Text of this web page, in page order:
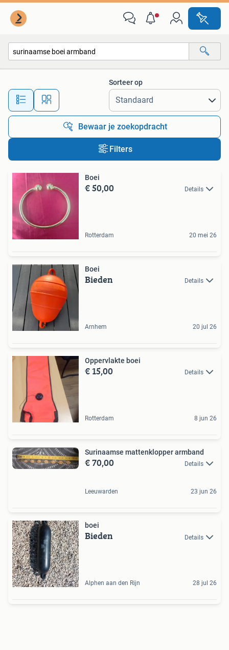
Alle afstanden…
Sorteer op
Bewaar je zoekopdracht
Filters
Boei
€ 50,00 Details
Rotterdam 20 mei 26
Boei
Bieden Details
Arnhem 20 jul 26
Oppervlakte boei
€ 15,00 Details
Rotterdam 8 jun 26
Surinaamse mattenklopper armband
€ 70,00 Details
Leeuwarden 23 jun 26
boei
Bieden Details
Alphen aan den Rijn 28 jul 26